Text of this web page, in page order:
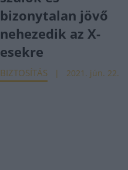
bizonytalan jövő
nehezedik az X-
esekre
BIZTOSÍTÁS 2021. jún. 22.